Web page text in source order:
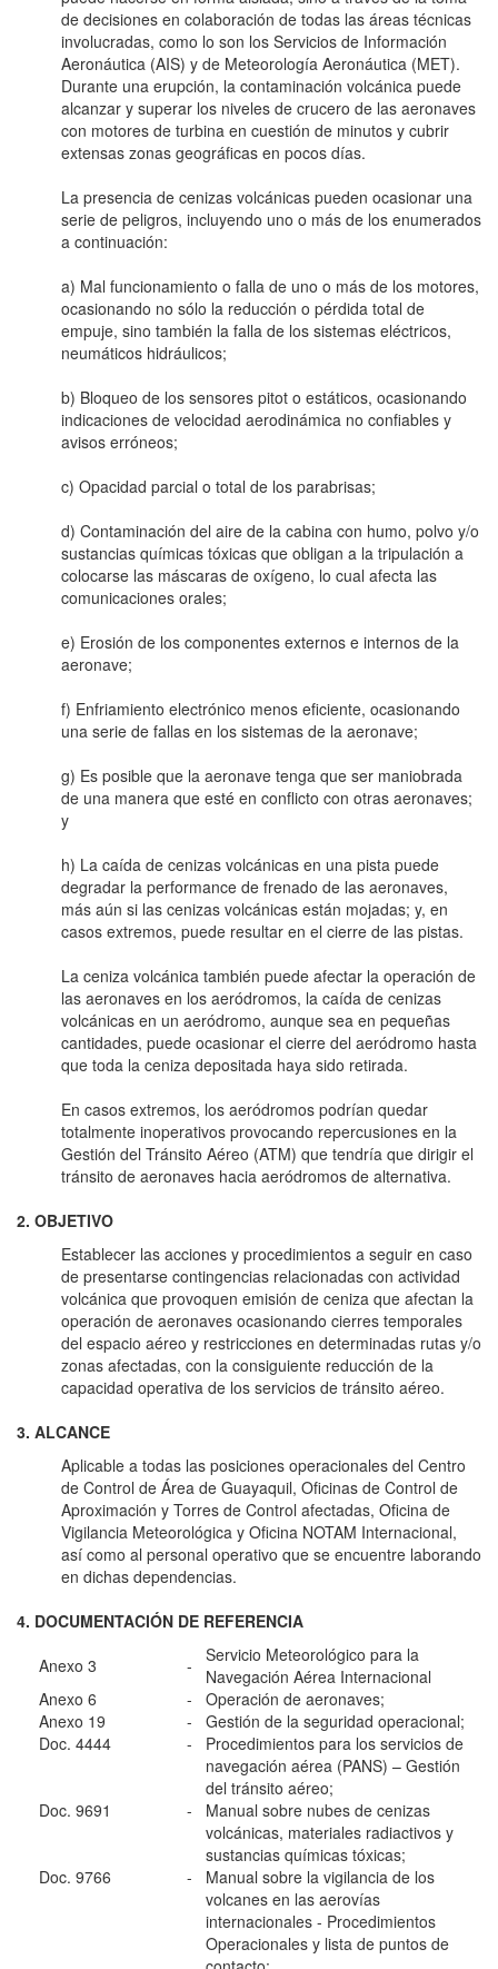
de decisiones en colaboración de todas las áreas técnicas
involucradas, como lo son los Servicios de Información
Aeronáutica (AIS) y de Meteorología Aeronáutica (MET).
Durante una erupción, la contaminación volcánica puede
alcanzar y superar los niveles de crucero de las aeronaves
con motores de turbina en cuestión de minutos y cubrir
extensas zonas geográficas en pocos días.
La presencia de cenizas volcánicas pueden ocasionar una
serie de peligros, incluyendo uno o más de los enumerados
a continuación:
a) Mal funcionamiento o falla de uno o más de los motores,
ocasionando no sólo la reducción o pérdida total de
empuje, sino también la falla de los sistemas eléctricos,
neumáticos hidráulicos;
b) Bloqueo de los sensores pitot o estáticos, ocasionando
indicaciones de velocidad aerodinámica no confiables y
avisos erróneos;
c) Opacidad parcial o total de los parabrisas;
d) Contaminación del aire de la cabina con humo, polvo y/o
sustancias químicas tóxicas que obligan a la tripulación a
colocarse las máscaras de oxígeno, lo cual afecta las
comunicaciones orales;
e) Erosión de los componentes externos e internos de la
aeronave;
f) Enfriamiento electrónico menos eficiente, ocasionando
una serie de fallas en los sistemas de la aeronave;
g) Es posible que la aeronave tenga que ser maniobrada
de una manera que esté en conflicto con otras aeronaves;
y
h) La caída de cenizas volcánicas en una pista puede
degradar la performance de frenado de las aeronaves,
más aún si las cenizas volcánicas están mojadas; y, en
casos extremos, puede resultar en el cierre de las pistas.
La ceniza volcánica también puede afectar la operación de
las aeronaves en los aeródromos, la caída de cenizas
volcánicas en un aeródromo, aunque sea en pequeñas
cantidades, puede ocasionar el cierre del aeródromo hasta
que toda la ceniza depositada haya sido retirada.
En casos extremos, los aeródromos podrían quedar
totalmente inoperativos provocando repercusiones en la
Gestión del Tránsito Aéreo (ATM) que tendría que dirigir el
tránsito de aeronaves hacia aeródromos de alternativa.
2. OBJETIVO
Establecer las acciones y procedimientos a seguir en caso
de presentarse contingencias relacionadas con actividad
volcánica que provoquen emisión de ceniza que afectan la
operación de aeronaves ocasionando cierres temporales
del espacio aéreo y restricciones en determinadas rutas y/o
zonas afectadas, con la consiguiente reducción de la
capacidad operativa de los servicios de tránsito aéreo.
3. ALCANCE
Aplicable a todas las posiciones operacionales del Centro
de Control de Área de Guayaquil, Oficinas de Control de
Aproximación y Torres de Control afectadas, Oficina de
Vigilancia Meteorológica y Oficina NOTAM Internacional,
así como al personal operativo que se encuentre laborando
en dichas dependencias.
4. DOCUMENTACIÓN DE REFERENCIA
Anexo 3
-
Servicio Meteorológico para la
Navegación Aérea Internacional
Anexo 6
-
Operación de aeronaves;
Anexo 19
-
Gestión de la seguridad operacional;
Doc. 4444
-
Procedimientos para los servicios de
navegación aérea (PANS) – Gestión
del tránsito aéreo;
Doc. 9691
-
Manual sobre nubes de cenizas
volcánicas, materiales radiactivos y
sustancias químicas tóxicas;
Doc. 9766
-
Manual sobre la vigilancia de los
volcanes en las aerovías
internacionales - Procedimientos
Operacionales y lista de puntos de